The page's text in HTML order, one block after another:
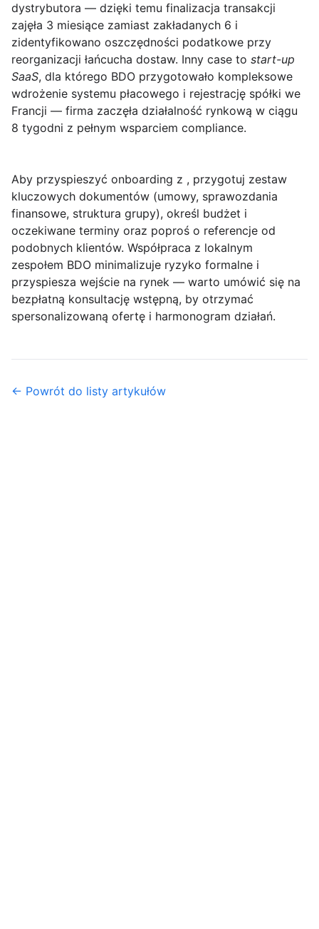
dystrybutora — dzięki temu finalizacja transakcji
zajęła 3 miesiące zamiast zakładanych 6 i
zidentyfikowano oszczędności podatkowe przy
reorganizacji łańcucha dostaw. Inny case to start-up
SaaS, dla którego BDO przygotowało kompleksowe
wdrożenie systemu płacowego i rejestrację spółki we
Francji — firma zaczęła działalność rynkową w ciągu
8 tygodni z pełnym wsparciem compliance.
Aby przyspieszyć onboarding z , przygotuj zestaw
kluczowych dokumentów (umowy, sprawozdania
finansowe, struktura grupy), określ budżet i
oczekiwane terminy oraz poproś o referencje od
podobnych klientów. Współpraca z lokalnym
zespołem BDO minimalizuje ryzyko formalne i
przyspiesza wejście na rynek — warto umówić się na
bezpłatną konsultację wstępną, by otrzymać
spersonalizowaną ofertę i harmonogram działań.
← Powrót do listy artykułów